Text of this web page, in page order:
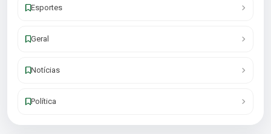
Esportes
Geral
Notícias
Política